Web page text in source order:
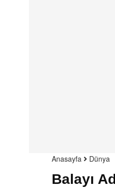
Anasayfa Dünya
Balayı